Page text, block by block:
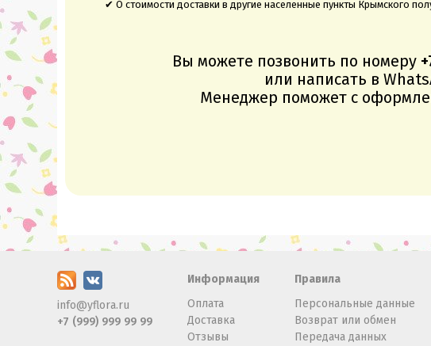
✔ О стоимости доставки в другие населенные пункты Крымского
Вы можете позвонить по номеру
или написать в
Менеджер поможет с
info@yflora.ru
+7 (999) 999 99 99
Информация
Оплата
Доставка
Отзывы
Правила
Персональные данные
Возврат или обмен
Передача данных